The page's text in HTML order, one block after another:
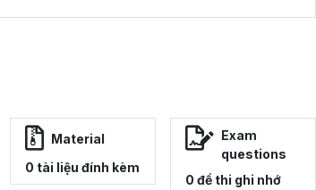
Material
0 tài liệu đính kèm
Exam
questions
0 đề thi ghi nhớ